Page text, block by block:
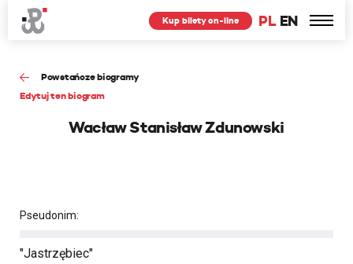
PL EN
Kup bilety on-line
Powstańcze biogramy
Edytuj ten biogram
Wacław Stanisław Zdunowski
Pseudonim:
"Jastrzębiec"